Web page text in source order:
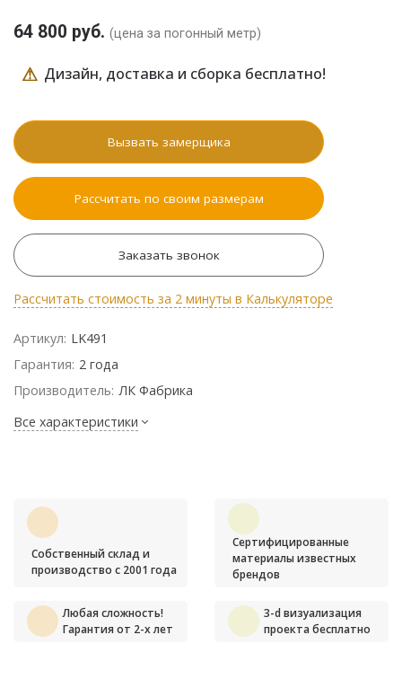
64 800 руб. (цена за погонный метр)
⚠ Дизайн, доставка и сборка бесплатно!
Вызвать замерщика
Рассчитать по своим размерам
Заказать звонок
Рассчитать стоимость за 2 минуты в Калькуляторе
Артикул: LK491
Гарантия: 2 года
Производитель: ЛК Фабрика
Все характеристики
Собственный склад и
производство с 2001 года
Сертифицированные
материалы известных
брендов
Любая сложность!
Гарантия от 2-х лет
3-d визуализация
проекта бесплатно